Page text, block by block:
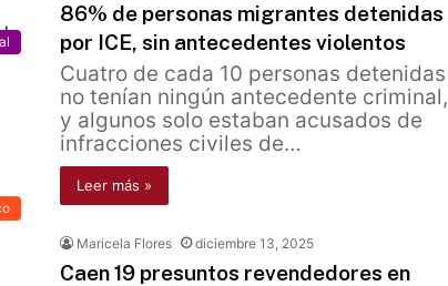
86% de personas migrantes detenidas
por ICE, sin antecedentes violentos
Cuatro de cada 10 personas detenidas
no tenían ningún antecedente criminal,
y algunos solo estaban acusados de
infracciones civiles de…
Leer más »
Maricela Flores diciembre 13, 2025
Caen 19 presuntos revendedores en